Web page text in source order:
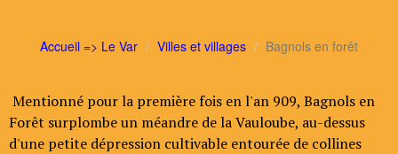
Accueil => Le Var Villes et villages Bagnols en forêt
Mentionné pour la première fois en l'an 909, Bagnols en
Forêt surplombe un méandre de la Vauloube, au-dessus
d'une petite dépression cultivable entourée de collines